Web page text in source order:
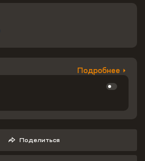
Подробнее
Поделиться